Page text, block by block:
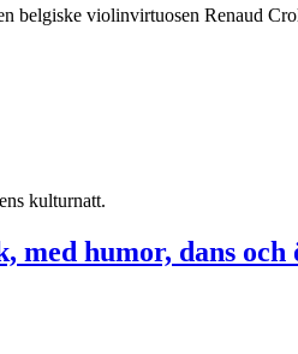
belgiske violinvirtuosen Renaud
kulturnatt.
med humor, dans och